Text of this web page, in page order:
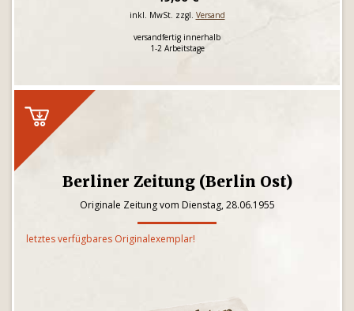
inkl. MwSt. zzgl. Versand
versandfertig innerhalb
1-2 Arbeitstage
Berliner Zeitung (Berlin Ost)
Originale Zeitung vom Dienstag, 28.06.1955
letztes verfügbares Originalexemplar!